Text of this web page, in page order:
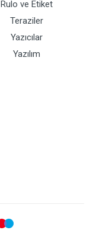
Rulo ve Etiket
Teraziler
Yazıcılar
Yazılım